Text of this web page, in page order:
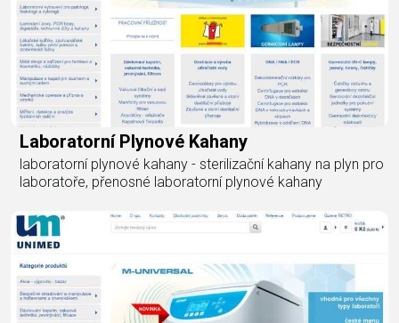
Laboratorní Plynové Kahany
laboratorní plynové kahany - sterilizační kahany na plyn pro
laboratoře, přenosné laboratorní plynové kahany